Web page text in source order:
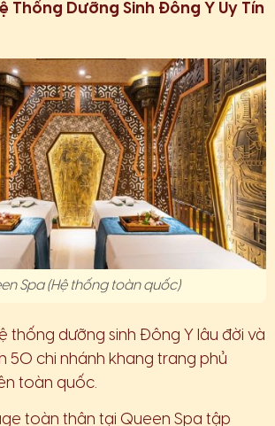
Thống Dưỡng Sinh Đông Y Uy Tín
Spa (Hệ thống toàn quốc)
thống dưỡng sinh Đông Y lâu đời và
50 chi nhánh khang trang phủ
toàn quốc.
toàn thân tại Queen Spa tập